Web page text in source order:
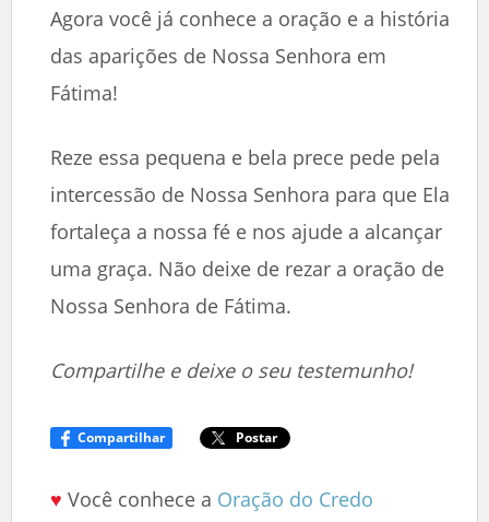
Agora você já conhece a oração e a história
das aparições de Nossa Senhora em
Fátima!
Reze essa pequena e bela prece pede pela
intercessão de Nossa Senhora para que Ela
fortaleça a nossa fé e nos ajude a alcançar
uma graça. Não deixe de rezar a oração de
Nossa Senhora de Fátima.
Compartilhe e deixe o seu testemunho!
Compartilhar Postar
♥ Você conhece a Oração do Credo